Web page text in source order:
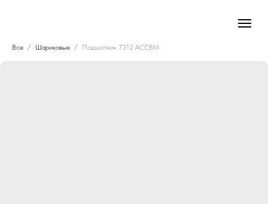
Все Шариковые Подшипник 7312 ACCBM